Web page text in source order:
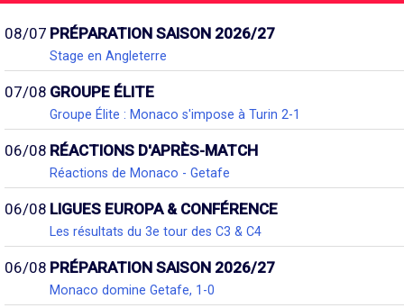
08/07 PRÉPARATION SAISON 2026/27
Stage en Angleterre
07/08 GROUPE ÉLITE
Groupe Élite : Monaco s'impose à Turin 2-1
06/08 RÉACTIONS D'APRÈS-MATCH
Réactions de Monaco - Getafe
06/08 LIGUES EUROPA & CONFÉRENCE
Les résultats du 3e tour des C3 & C4
06/08 PRÉPARATION SAISON 2026/27
Monaco domine Getafe, 1-0